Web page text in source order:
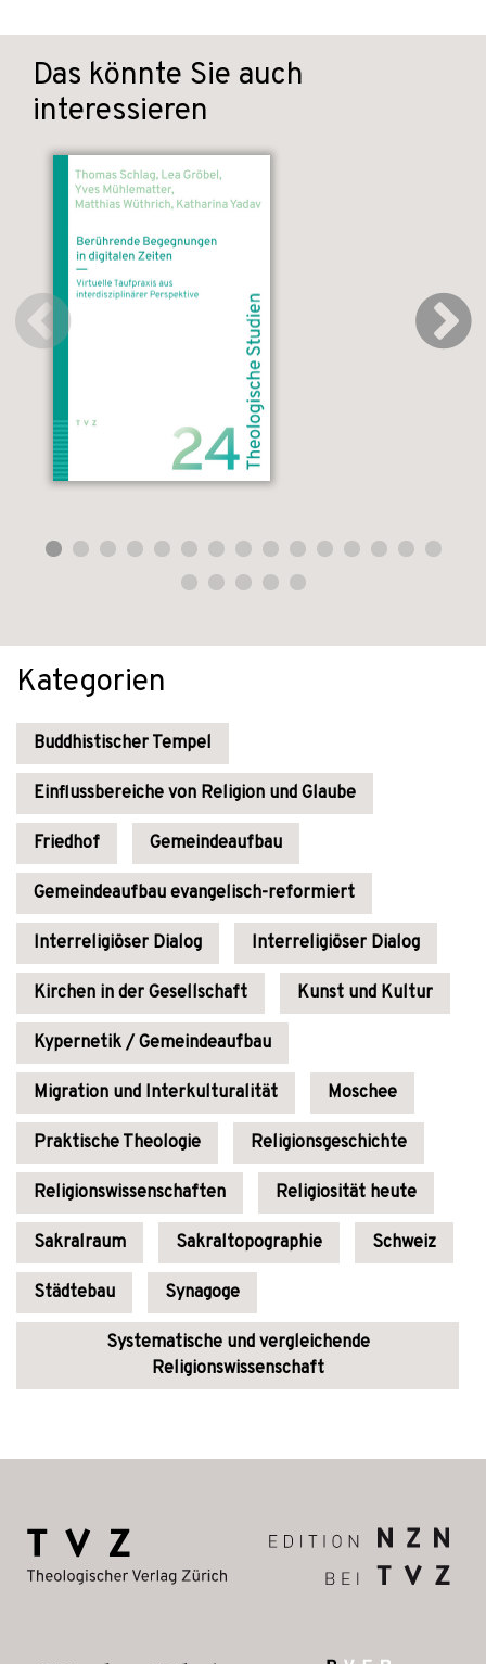
Das könnte Sie auch
interessieren
Kategorien
Buddhistischer Tempel
Einflussbereiche von Religion und Glaube
Friedhof Gemeindeaufbau
Gemeindeaufbau evangelisch-reformiert
Interreligiöser Dialog Interreligiöser Dialog
Kirchen in der Gesellschaft Kunst und Kultur
Kypernetik / Gemeindeaufbau
Migration und Interkulturalität Moschee
Praktische Theologie Religionsgeschichte
Religionswissenschaften Religiosität heute
Sakralraum Sakraltopographie Schweiz
Städtebau Synagoge
Systematische und vergleichende
Religionswissenschaft